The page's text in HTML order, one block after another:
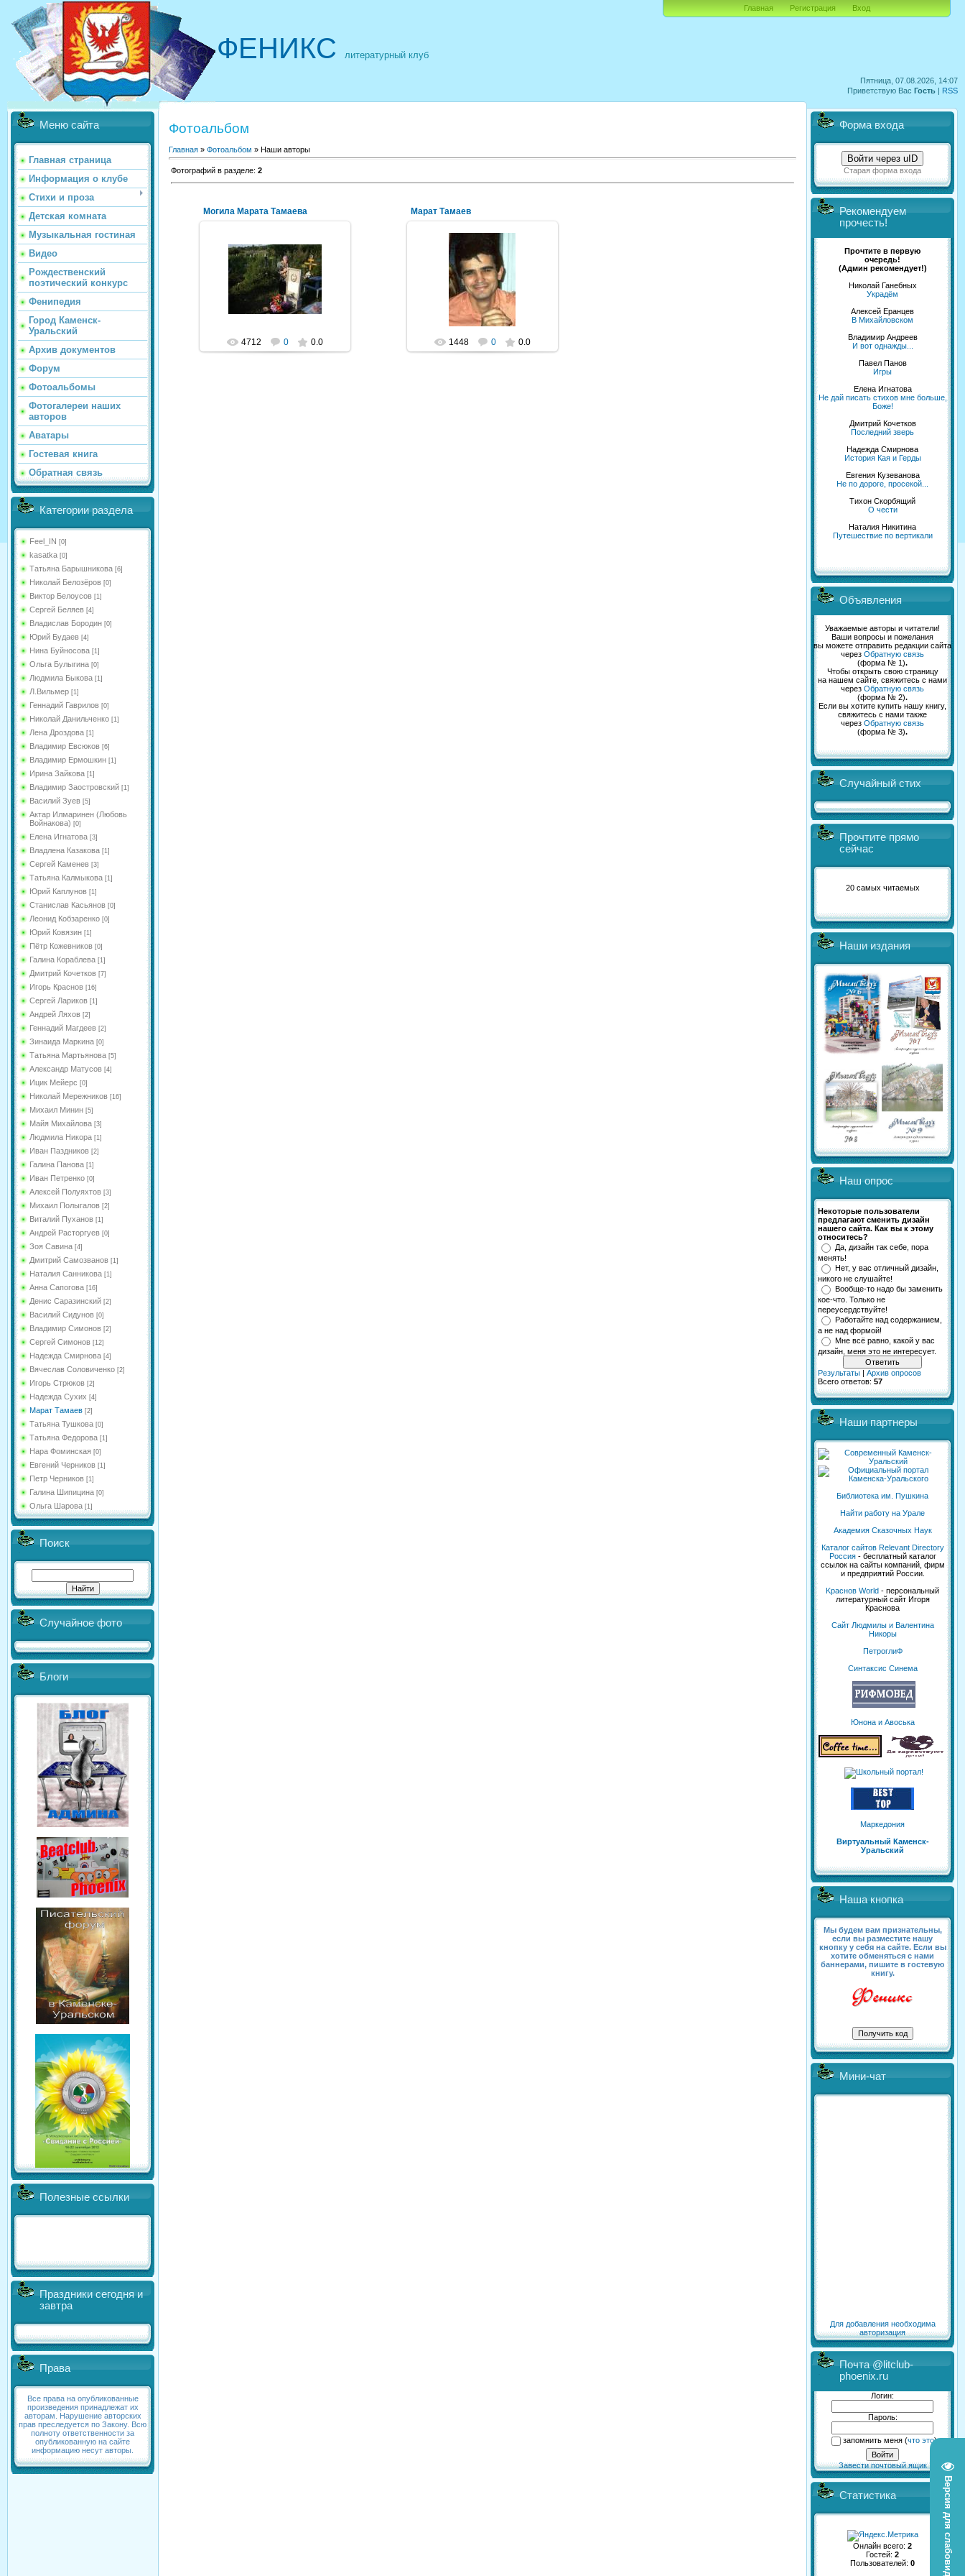
Версия для слабовидящих
Пятница, 07.08.2026, 14:07
Приветствую Вас Гость | RSS
ФЕНИКС литературный клуб
Главная Регистрация Вход
Меню сайта
Главная страница
Информация о клубе
Стихи и проза
Детская комната
Музыкальная гостиная
Видео
Рождественский
поэтический конкурс
Фенипедия
Город Каменск-
Уральский
Архив документов
Форум
Фотоальбомы
Фотогалереи наших
авторов
Аватары
Гостевая книга
Обратная связь
Категории раздела
Feel_IN [0]
kasatka [0]
Татьяна Барышникова [6]
Николай Белозёров [0]
Виктор Белоусов [1]
Сергей Беляев [4]
Владислав Бородин [0]
Юрий Будаев [4]
Нина Буйносова [1]
Ольга Булыгина [0]
Людмила Быкова [1]
Л.Вильмер [1]
Геннадий Гаврилов [0]
Николай Данильченко [1]
Лена Дроздова [1]
Владимир Евсюков [6]
Владимир Ермошкин [1]
Ирина Зайкова [1]
Владимир Заостровский [1]
Василий Зуев [5]
Актар Илмаринен (Любовь
Войнакова) [0]
Елена Игнатова [3]
Владлена Казакова [1]
Сергей Каменев [3]
Татьяна Калмыкова [1]
Юрий Каплунов [1]
Станислав Касьянов [0]
Леонид Кобзаренко [0]
Юрий Ковязин [1]
Пётр Кожевников [0]
Галина Кораблева [1]
Дмитрий Кочетков [7]
Игорь Краснов [16]
Сергей Лариков [1]
Андрей Ляхов [2]
Геннадий Магдеев [2]
Зинаида Маркина [0]
Татьяна Мартьянова [5]
Александр Матусов [4]
Ицик Мейерс [0]
Николай Мережников [16]
Михаил Минин [5]
Майя Михайлова [3]
Людмила Никора [1]
Иван Паздников [2]
Галина Панова [1]
Иван Петренко [0]
Алексей Полуяхтов [3]
Михаил Полыгалов [2]
Виталий Пуханов [1]
Андрей Расторгуев [0]
Зоя Савина [4]
Дмитрий Самозванов [1]
Наталия Санникова [1]
Анна Сапогова [16]
Денис Саразинский [2]
Василий Сидунов [0]
Владимир Симонов [2]
Сергей Симонов [12]
Надежда Смирнова [4]
Вячеслав Соловиченко [2]
Игорь Стрюков [2]
Надежда Сухих [4]
Марат Тамаев [2]
Татьяна Тушкова [0]
Татьяна Федорова [1]
Нара Фоминская [0]
Евгений Черников [1]
Петр Черников [1]
Галина Шипицина [0]
Ольга Шарова [1]
Поиск
Случайное фото
Блоги
Полезные ссылки
Праздники сегодня и
завтра
Права
Все права на опубликованные
произведения принадлежат их
авторам. Нарушение авторских
прав преследуется по Закону. Всю
полноту ответственности за
опубликованную на сайте
информацию несут авторы.
Фотоальбом
Главная » Фотоальбом » Наши авторы
Фотографий в разделе: 2
Могила Марата Тамаева
16.07.2011
Фото Сергея Дубова и из архива
мамы поэта Тамаевой Екатерины
Кузьминичны
NeXaker
4712 0 0.0
Марат Тамаев
16.07.2011
NeXaker
1448 0 0.0
Форма входа
Войти через uID
Старая форма входа
Рекомендуем
прочесть!
Прочтите в первую
очередь!
(Админ рекомендует!)
Николай Ганебных
Украдём
Алексей Еранцев
В Михайловском
Владимир Андреев
И вот однажды...
Павел Панов
Игры
Елена Игнатова
Не дай писать стихов мне больше,
Боже!
Дмитрий Кочетков
Последний зверь
Надежда Смирнова
История Кая и Герды
Евгения Кузеванова
Не по дороге, просекой...
Тихон Скорбящий
О чести
Наталия Никитина
Путешествие по вертикали
Объявления
Уважаемые авторы и читатели!
Ваши вопросы и пожелания
вы можете отправить редакции сайта
через Обратную связь
(форма № 1).
Чтобы открыть свою страницу
на нашем сайте, свяжитесь с нами
через Обратную связь
(форма № 2).
Если вы хотите купить нашу книгу,
свяжитесь с нами также
через Обратную связь
(форма № 3).
Случайный стих
Прочтите прямо
сейчас
20 самых читаемых
Наши издания
Наш опрос
Некоторые пользователи
предлагают сменить дизайн
нашего сайта. Как вы к этому
относитесь?
Да, дизайн так себе, пора
менять!
Нет, у вас отличный дизайн,
никого не слушайте!
Вообще-то надо бы заменить
кое-что. Только не
переусердствуйте!
Работайте над содержанием,
а не над формой!
Мне всё равно, какой у вас
дизайн, меня это не интересует.
Результаты | Архив опросов
Всего ответов: 57
Наши партнеры
Библиотека им. Пушкина
Найти работу на Урале
Академия Сказочных Наук
Каталог сайтов Relevant Directory
Россия- бесплатный каталог
ссылок на сайты компаний, фирм
и предприятий России.
Kраснов World - персональный
литературный сайт Игоря
Краснова
Сайт Людмилы и Валентина
Никоры
ПетроглиФ
Синтаксис Синема
Юнона и Авоська
Маркедония
Виртуальный Каменск-
Уральский
Наша кнопка
Мы будем вам признательны,
если вы разместите нашу
кнопку у себя на сайте. Если вы
хотите обменяться с нами
баннерами, пишите в гостевую
книгу.
Мини-чат
Для добавления необходима
авторизация
Почта @litclub-
phoenix.ru
Логин:
Пароль:
запомнить меня(что это)
Завести почтовый ящик
Статистика
Онлайн всего: 2
Гостей: 2
Пользователей: 0